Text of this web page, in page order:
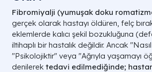
Fibromiyalji (yumuşak doku
gerçek olarak hastayı öldüren, felç
eklemlerde kalıcı şekil bozukluğuna
iltihaplı bir hastalık değildir. Ancak
"Psikolojiktir" veya "Ağrıyla yaşamayı
denilerek tedavi edilmediğinde;